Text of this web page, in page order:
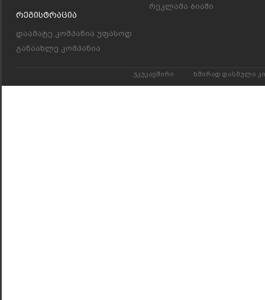
Რეგისტრაცია
დაამატე კომპანია უფასოდ
განაახლე კომპანია
რეკლამა ბიაში
უკუკავშირი ხშირად დასმული